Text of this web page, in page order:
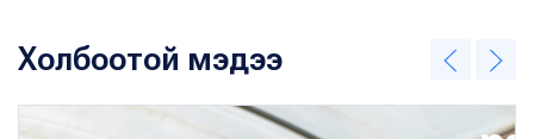
Холбоотой мэдээ